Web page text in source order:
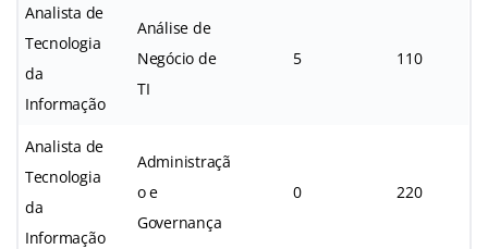
Analista de
Tecnologia
da
Informação
Análise de
Negócio de
TI
5 110
Analista de
Tecnologia
da
Informação
Administraçã
o e
Governança
0 220